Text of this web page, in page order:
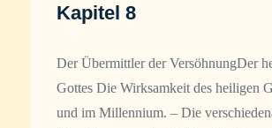
Kapitel 8
Der Übermittler der VersöhnungDer
Gottes Die Wirksamkeit des heiligen
und im Millennium. – Die